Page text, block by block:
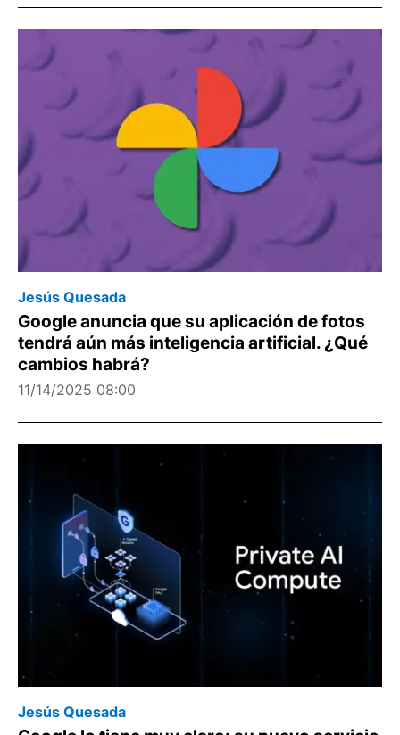
Jesús Quesada
Google anuncia que su aplicación de fotos
tendrá aún más inteligencia artificial. ¿Qué
cambios habrá?
11/14/2025 08:00
Jesús Quesada